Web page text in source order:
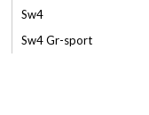
Sw4
Sw4 Gr-sport